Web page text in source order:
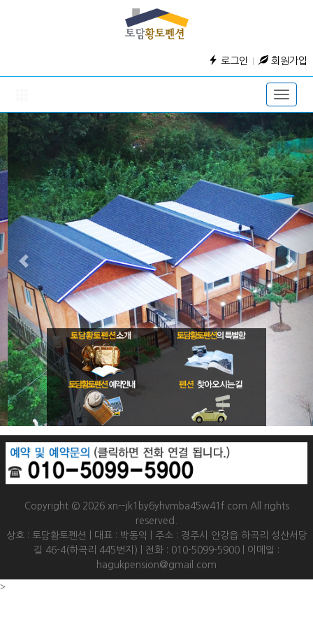
로그인 회원가입
Toggle
Copyright © 2026 xn--jk1by6yhvmba45w41f.com All rights
reserved.
상호 : 토담황토펜션 | 대표 : 박동익 | 주소 : 경주시 안강읍 하곡리 성산서당
길 46-4(하곡리 445번지) | 전화 : 010-5099-5900 | 이메일 :
hagukpension@gmail.com
>